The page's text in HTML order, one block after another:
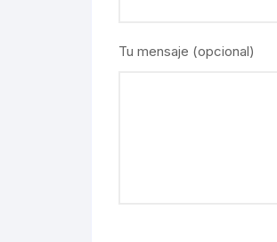
Tu mensaje (opcional)